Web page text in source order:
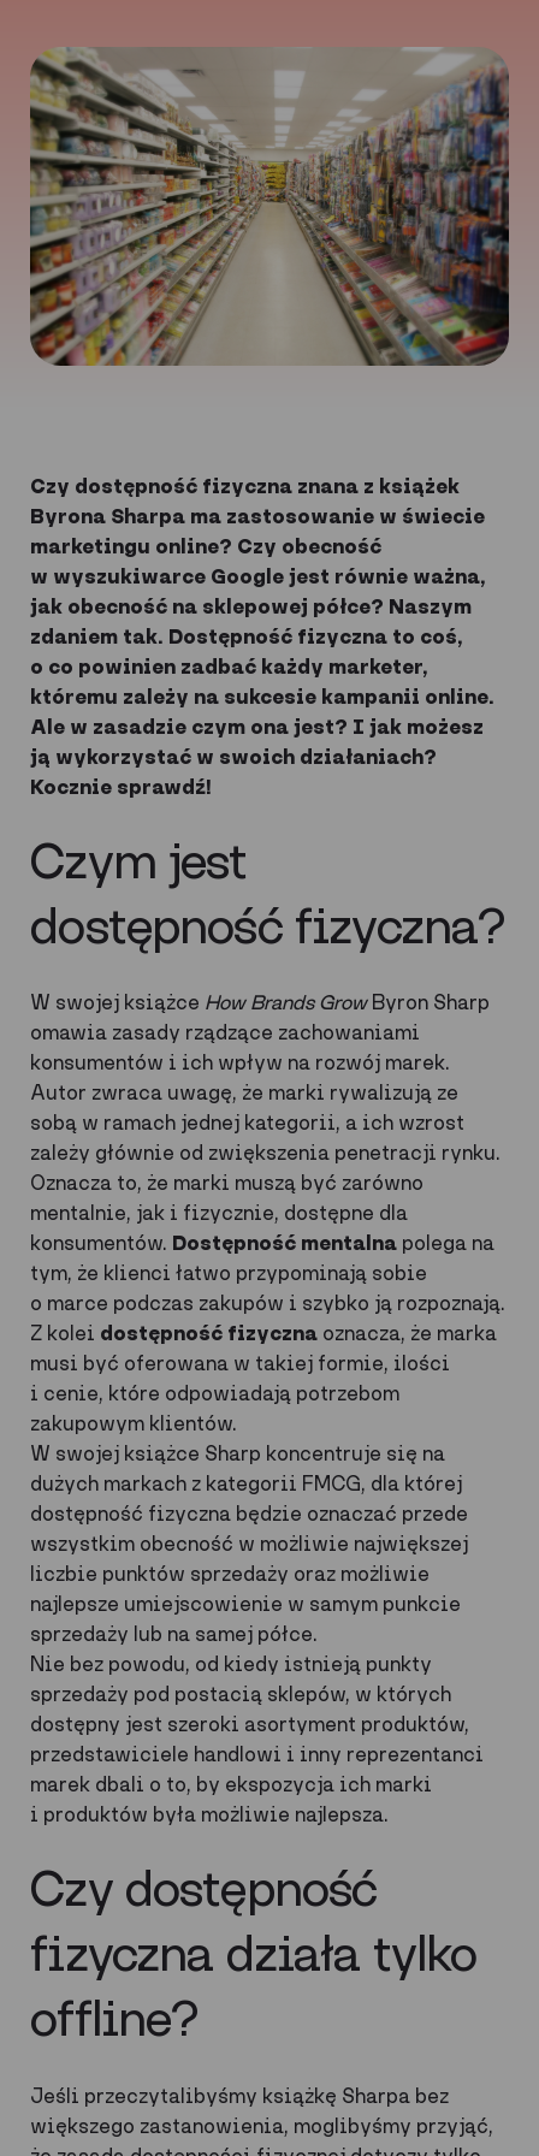
Czy dostępność fizyczna znana z książek
Byrona Sharpa ma zastosowanie w świecie
marketingu online? Czy obecność
w wyszukiwarce Google jest równie ważna,
jak obecność na sklepowej półce? Naszym
zdaniem tak. Dostępność fizyczna to coś,
o co powinien zadbać każdy marketer,
któremu zależy na sukcesie kampanii online.
Ale w zasadzie czym ona jest? I jak możesz
ją wykorzystać w swoich działaniach?
Kocznie sprawdź!
Czym jest
dostępność fizyczna?
W swojej książce How Brands GrowByron Sharp
omawia zasady rządzące zachowaniami
konsumentów i ich wpływ na rozwój marek.
Autor zwraca uwagę, że marki rywalizują ze
sobą w ramach jednej kategorii, a ich wzrost
zależy głównie od zwiększenia penetracji rynku.
Oznacza to, że marki muszą być zarówno
mentalnie, jak i fizycznie, dostępne dla
konsumentów. Dostępność mentalna polega na
tym, że klienci łatwo przypominają sobie
o marce podczas zakupów i szybko ją rozpoznają.
Z kolei dostępność fizyczna oznacza, że marka
musi być oferowana w takiej formie, ilości
i cenie, które odpowiadają potrzebom
zakupowym klientów.
W swojej książce Sharp koncentruje się na
dużych markach z kategorii FMCG, dla której
dostępność fizyczna będzie oznaczać przede
wszystkim obecność w możliwie największej
liczbie punktów sprzedaży oraz możliwie
najlepsze umiejscowienie w samym punkcie
sprzedaży lub na samej półce.
Nie bez powodu, od kiedy istnieją punkty
sprzedaży pod postacią sklepów, w których
dostępny jest szeroki asortyment produktów,
przedstawiciele handlowi i inny reprezentanci
marek dbali o to, by ekspozycja ich marki
i produktów była możliwie najlepsza.
Czy dostępność
fizyczna działa tylko
offline?
Jeśli przeczytalibyśmy książkę Sharpa bez
większego zastanowienia, moglibyśmy przyjąć,